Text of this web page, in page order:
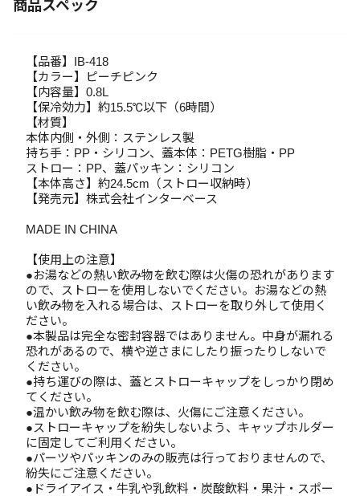
商品スペック
【品番】IB-418
【カラー】ピーチピンク
【内容量】0.8L
【保冷効力】約15.5℃以下（6時間）
【材質】
本体内側・外側：ステンレス製
持ち手：PP・シリコン、蓋本体：PETG樹脂・PP
ストロー：PP、蓋パッキン：シリコン
【本体高さ】約24.5cm（ストロー収納時）
【発売元】株式会社インターベース
MADE IN CHINA
【使用上の注意】
●お湯などの熱い飲み物を飲む際は火傷の恐れがあります
ので、ストローを使用しないでください。お湯などの熱
い飲み物を入れる場合は、ストローを取り外して使用く
ださい。
●本製品は完全な密封容器ではありません。中身が漏れる
恐れがあるので、横や逆さまにしたり振ったりしないで
ください。
●持ち運びの際は、蓋とストローキャップをしっかり閉め
てください。
●温かい飲み物を飲む際は、火傷にご注意ください。
●ストローキャップを紛失しないよう、キャップホルダー
に固定してご利用ください。
●パーツやパッキンのみの販売は行っておりませんので、
紛失にご注意ください。
●ドライアイス・牛乳や乳飲料・炭酸飲料・果汁・スポー